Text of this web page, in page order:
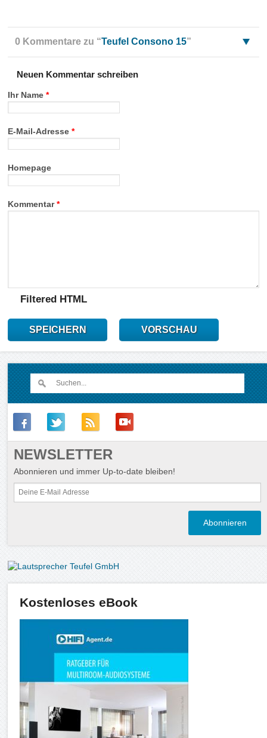
0 Kommentare zu “Teufel Consono 15”
Neuen Kommentar schreiben
Ihr Name*
E-Mail-Adresse*
Homepage
Kommentar*
Filtered HTML
SPEICHERN VORSCHAU
NEWSLETTER
Abonnieren und immer Up-to-date bleiben!
Kostenloses eBook